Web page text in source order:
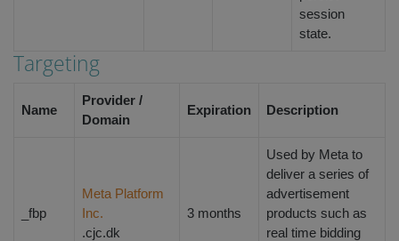
session
state.
Targeting
Name
Provider /
Domain
Expiration Description
_fbp
Meta Platform
Inc.
.cjc.dk
3 months
Used by Meta to
deliver a series of
advertisement
products such as
real time bidding